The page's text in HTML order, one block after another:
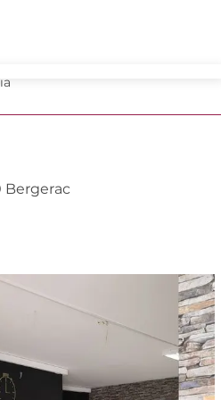
Bergerac
favoris